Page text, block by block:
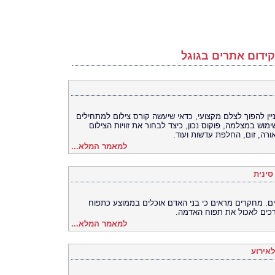
אתרים בגוגל
להפוך לצלם מקצועי, כדאי שיעשה קורס צילום למתחילים
במצלמה, פוקוס נכון, כיצד לבחור את זוויות הצילום
זום, החלפת עדשות ועוד.
למאמר המלא...
מחקרים מראים כי בני האדם אוכלים בממוצע כתפוח
לאכול את תפוח האדמה.
למאמר המלא...